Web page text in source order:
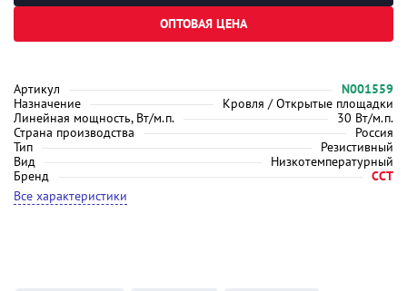
Артикул
N001559
Назначение
Кровля / Открытые площадки
Линейная мощность, Вт/м.п.
30 Вт/м.п.
Страна производства
Россия
Тип
Резистивный
Вид
Низкотемпературный
Бренд
ССТ
Все характеристики
ОПТОВАЯ ЦЕНА